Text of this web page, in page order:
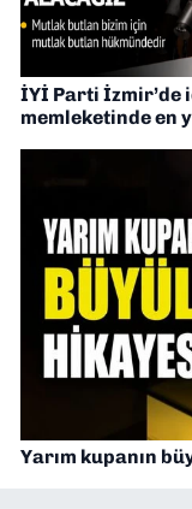
İYİ Parti İzmir’de
memleketinde en
Yarım kupanın